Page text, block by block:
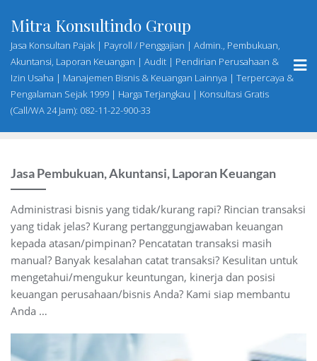
content
Mitra Konsultindo Group
Jasa Konsultan Pajak | Payroll / Penggajian | Admin., Pembukuan,
Akuntansi, Laporan Keuangan | Audit | Pendirian Perusahaan &
Izin Usaha | Manajemen Bisnis & Keuangan Lainnya | Terpercaya &
Pengalaman Sejak 1999 | Harga Terjangkau | Konsultasi Gratis
(Call/WA 24 Jam): 082-11-22-900-33
Jasa Pembukuan, Akuntansi, Laporan Keuangan
Administrasi bisnis yang tidak/kurang rapi? Rincian transaksi
yang tidak jelas? Kurang pertanggungjawaban keuangan
kepada atasan/pimpinan? Pencatatan transaksi masih
manual? Banyak kesalahan catat transaksi? Kesulitan untuk
mengetahui/mengukur keuntungan, kinerja dan posisi
keuangan perusahaan/bisnis Anda? Kami siap membantu
Anda …